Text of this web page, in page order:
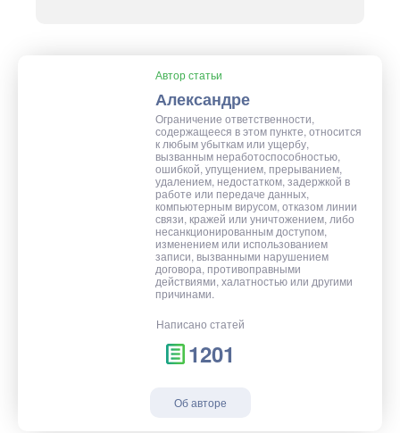
Автор статьи
Александре
Ограничение ответственности,
содержащееся в этом пункте, относится
к любым убыткам или ущербу,
вызванным неработоспособностью,
ошибкой, упущением, прерыванием,
удалением, недостатком, задержкой в
работе или передаче данных,
компьютерным вирусом, отказом линии
связи, кражей или уничтожением, либо
несанкционированным доступом,
изменением или использованием
записи, вызванными нарушением
договора, противоправными
действиями, халатностью или другими
причинами.
Написано статей
1201
Об авторе